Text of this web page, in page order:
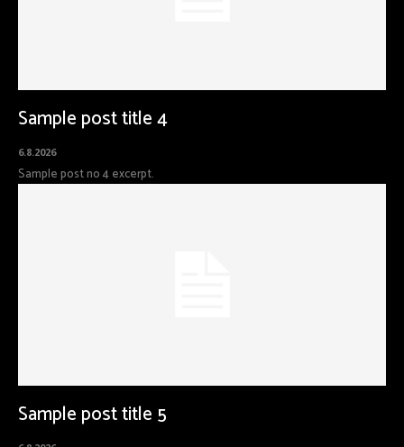
Sample post title 4
6.8.2026
Sample post no 4 excerpt.
Sample post title 5